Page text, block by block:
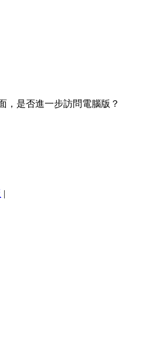
，是否進一步訪問電腦版？
|